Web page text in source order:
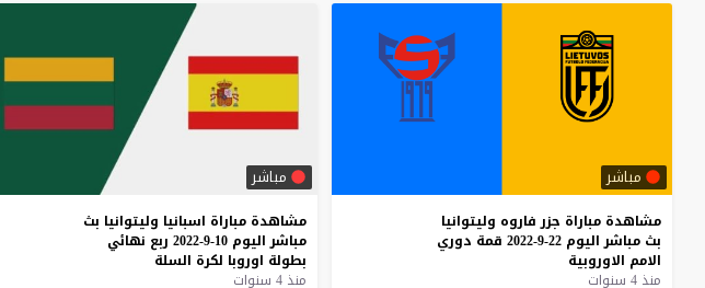
مباشر
مشاهدة مباراة جزر فاروه وليتوانيا
بث مباشر اليوم 22-9-2022 قمة دوري
الامم الاوروبية
منذ 4 سنوات
مباشر
مشاهدة مباراة اسبانيا وليتوانيا بث
مباشر اليوم 10-9-2022 ربع نهائي
بطولة اوروبا لكرة السلة
منذ 4 سنوات